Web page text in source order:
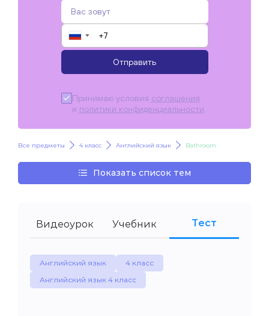
▼
Отправить
Принимаю условия соглашения
и политики конфиденциальности
Все предметы 4 класс Английский язык Bathroom
Показать список тем
Видеоурок Учебник Тест
Английский язык
4 класс
Английский язык 4 класс